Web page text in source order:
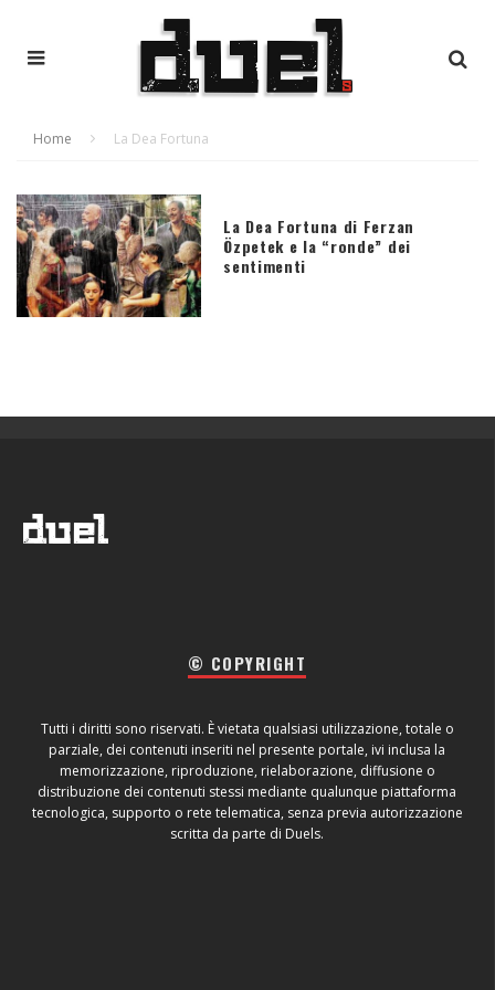
Home La Dea Fortuna
La Dea Fortuna di Ferzan
Özpetek e la “ronde” dei
sentimenti
© COPYRIGHT
Tutti i diritti sono riservati. È vietata qualsiasi utilizzazione, totale o
parziale, dei contenuti inseriti nel presente portale, ivi inclusa la
memorizzazione, riproduzione, rielaborazione, diffusione o
distribuzione dei contenuti stessi mediante qualunque piattaforma
tecnologica, supporto o rete telematica, senza previa autorizzazione
scritta da parte di Duels.